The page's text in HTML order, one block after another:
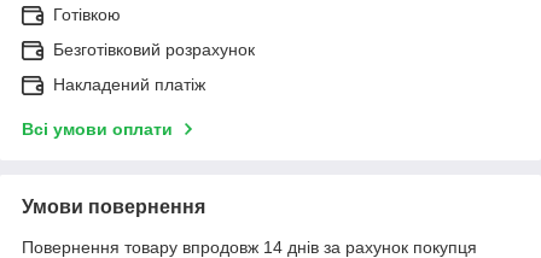
Готівкою
Безготівковий розрахунок
Накладений платіж
Всі умови оплати
Умови повернення
Повернення товару впродовж 14 днів за рахунок покупця